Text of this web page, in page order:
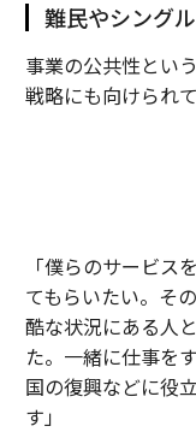
難民やシング
事業の公共性とい
戦略にも向けられて
「僕らのサービス
てもらいたい。そ
酷な状況にある人
た。一緒に仕事を
国の復興などに役
す」